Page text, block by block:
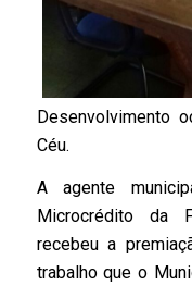
Desenvolvimento
Céu.
A agente
Microcrédito da
recebeu a
trabalho que o